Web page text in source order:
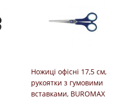
Ножиці офісні 17,5 см,
рукоятки з гумовими
вставками, BUROMAX